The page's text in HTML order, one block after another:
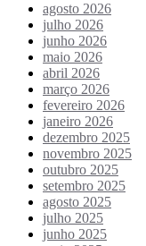
agosto 2026
julho 2026
junho 2026
maio 2026
abril 2026
março 2026
fevereiro 2026
janeiro 2026
dezembro 2025
novembro 2025
outubro 2025
setembro 2025
agosto 2025
julho 2025
junho 2025